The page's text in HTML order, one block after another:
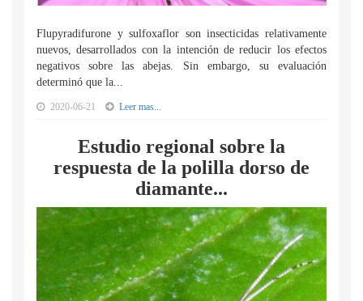
Flupyradifurone y sulfoxaflor son insecticidas relativamente
nuevos, desarrollados con la intención de reducir los efectos
negativos sobre las abejas. Sin embargo, su evaluación
determinó que la...
2020-06-21 Leer mas...
Estudio regional sobre la
respuesta de la polilla dorso de
diamante...